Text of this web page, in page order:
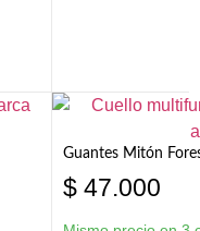
Guantes Mitón
$ 47.000